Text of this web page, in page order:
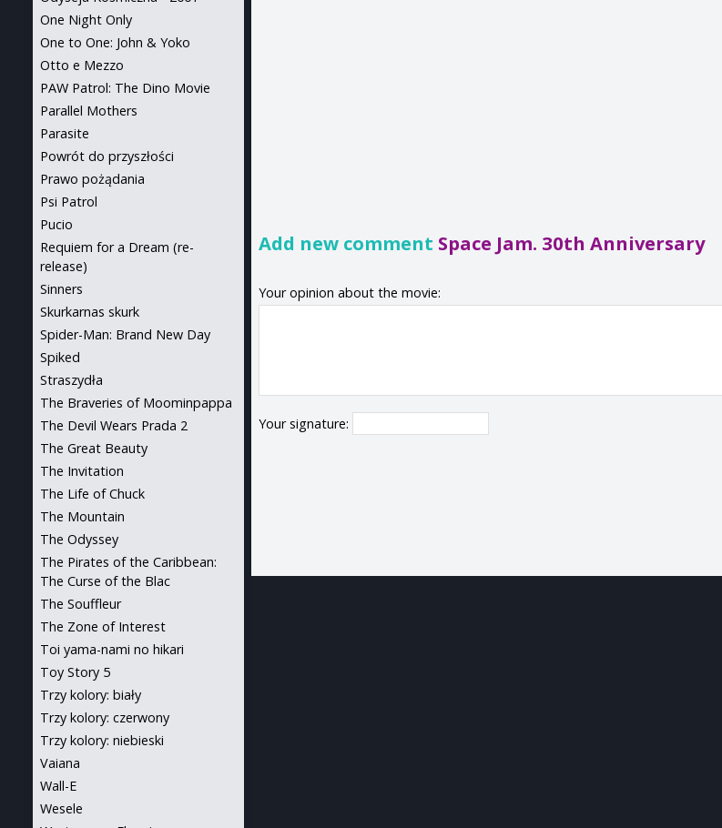
Add new comment Space Jam. 30th Anniversary
Your opinion about the movie:
Your signature:
One Night Only
One to One: John & Yoko
Otto e Mezzo
PAW Patrol: The Dino Movie
Parallel Mothers
Parasite
Powrót do przyszłości
Prawo pożądania
Psi Patrol
Pucio
Requiem for a Dream (re-
release)
Sinners
Skurkarnas skurk
Spider-Man: Brand New Day
Spiked
Straszydła
The Braveries of Moominpappa
The Devil Wears Prada 2
The Great Beauty
The Invitation
The Life of Chuck
The Mountain
The Odyssey
The Pirates of the Caribbean:
The Curse of the Blac
The Souffleur
The Zone of Interest
Toi yama-nami no hikari
Toy Story 5
Trzy kolory: biały
Trzy kolory: czerwony
Trzy kolory: niebieski
Vaiana
Wall-E
Wesele